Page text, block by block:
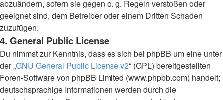
abzuändern, sofern sie gegen o. g. Regeln verstoßen oder
geeignet sind, dem Betreiber oder einem Dritten Schaden
zuzufügen.
4. General Public License
Du nimmst zur Kenntnis, dass es sich bei phpBB um eine unter
der „GNU General Public License v2“ (GPL) bereitgestellten
Foren-Software von phpBB Limited (www.phpbb.com) handelt;
deutschsprachige Informationen werden durch die